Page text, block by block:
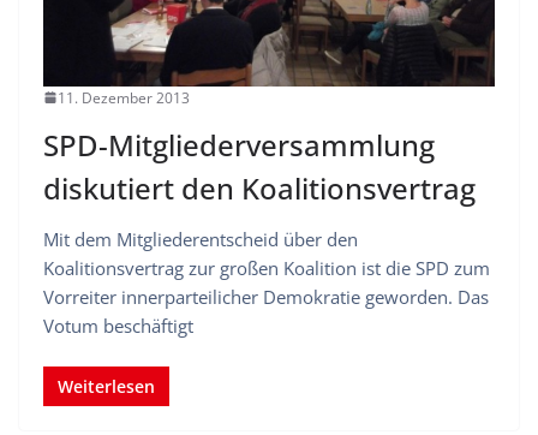
11. Dezember 2013
SPD-Mitgliederversammlung
diskutiert den Koalitionsvertrag
Mit dem Mitgliederentscheid über den
Koalitionsvertrag zur großen Koalition ist die SPD zum
Vorreiter innerparteilicher Demokratie geworden. Das
Votum beschäftigt
Weiterlesen